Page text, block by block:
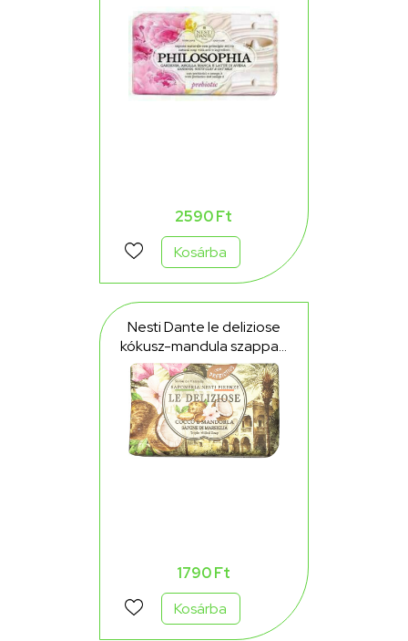
2590 Ft
Kosárba
Nesti Dante le deliziose
kókusz-mandula szappan
150 g
1790 Ft
Kosárba